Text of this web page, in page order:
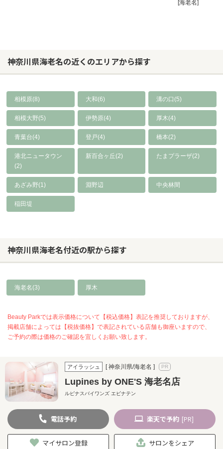
[海老名]
神奈川県海老名の近くのエリアから探す
相模原(8) 大和(6) 溝の口(5)
相模大野(5) 伊勢原(4) 厚木(4)
青葉台(4) 登戸(4) 橋本(2)
港北ニュータウン
(2)
新百合ヶ丘(2) たまプラーザ(2)
あざみ野(1) 淵野辺 中央林間
稲田堤
神奈川県海老名付近の駅から探す
海老名(3) 厚木
Beauty Parkでは表示価格について【税込価格】表記を推奨しておりますが、
掲載店舗によっては【税抜価格】で表記されている店舗も御座いますので、
ご予約の際は価格のご確認を宜しくお願い致します。
アイラッシュ [ 神奈川県/海老名 ]
Lupines by ONE'S 海老名店
ルピナスバイワンズ エビナテン
電話予約 楽天で予約 [PR]
マイサロン登録 サロンをシェア